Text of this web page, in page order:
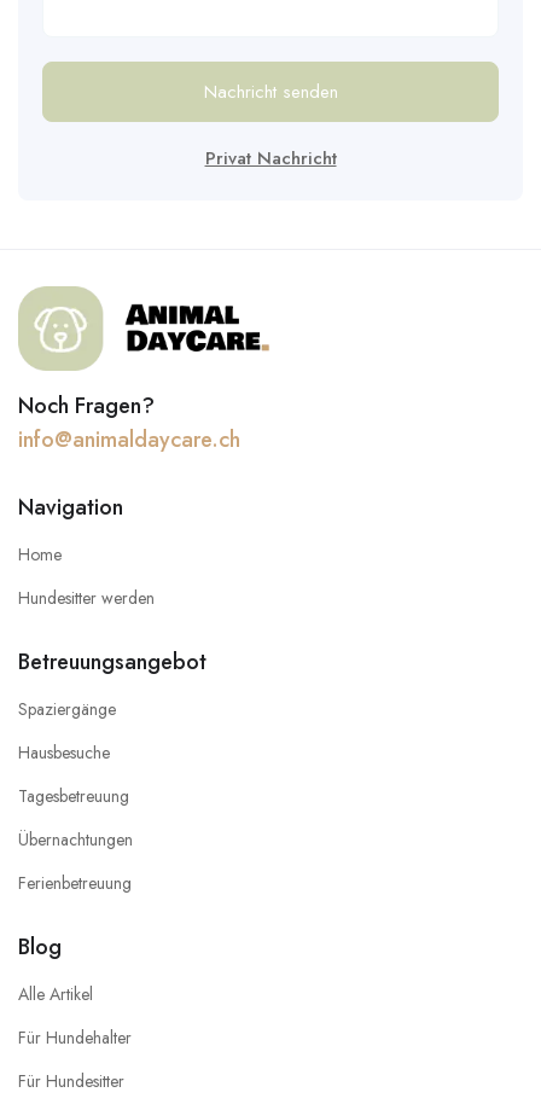
Nachricht senden
Privat Nachricht
Noch Fragen?
info@animaldaycare.ch
Navigation
Home
Hundesitter werden
Betreuungsangebot
Spaziergänge
Hausbesuche
Tagesbetreuung
Übernachtungen
Ferienbetreuung
Blog
Alle Artikel
Für Hundehalter
Für Hundesitter